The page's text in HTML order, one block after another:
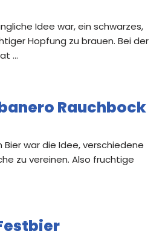
Idee war, ein schwarzes,
Hopfung zu brauen. Bei der
…
Rauchbock
Bier war die Idee, verschiedene
zu vereinen. Also fruchtige